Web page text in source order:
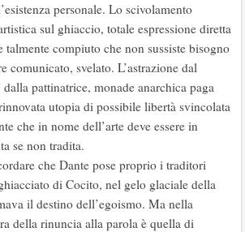
personale. Lo scivolamento
sul ghiaccio, totale espressione diretta
talmente compiuto che non sussiste bisogno
comunicato, svelato. L’astrazione dal
pattinatrice, monade anarchica paga
utopia di possibile libertà svincolata
che in nome dell’arte deve essere in
se non tradita.
che Dante pose proprio i traditori
di Cocito, nel gelo glaciale della
il destino dell’egoismo. Ma nella
della rinuncia alla parola è quella di